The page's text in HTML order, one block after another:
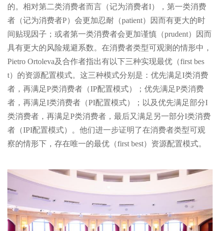
的。相对第二类消费者而言（记为消费者I），第一类消费
者（记为消费者P）会更加忍耐（patient）因而有更大的时
间贴现因子；或者第一类消费者会更加谨慎（prudent）因而
具有更大的风险规避系数。在消费者类型可观测的情形中，
Pietro Ortoleva及合作者指出有以下三种实现最优（first bes
t）的资源配置模式。这三种模式分别是：优先满足I类消费
者，再满足P类消费者（IP配置模式）；优先满足P类消费
者，再满足I类消费者（PI配置模式）；以及优先满足部分I
类消费者，再满足P类消费者，最后又满足另一部分I类消费
者（IPI配置模式）。他们进一步证明了在消费者类型可观
察的情形下，存在唯一的最优（first best）资源配置模式。